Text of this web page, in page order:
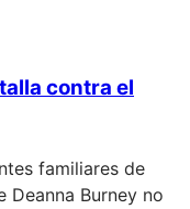
contra el
familiares de
Deanna Burney no